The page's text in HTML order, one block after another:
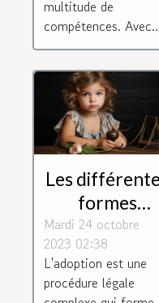
multitude de
compétences.
Les
formes
d'adoption
selon le droit
de la famille
Mardi 24 octobre
2023 02:38
L'adoption est une
procédure légale